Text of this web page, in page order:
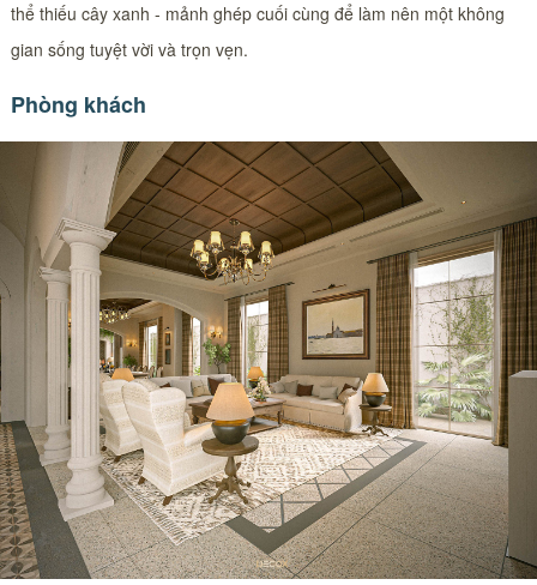
thể thiếu cây xanh - mảnh ghép cuối cùng để làm nên một không
gian sống tuyệt vời và trọn vẹn.​
Phòng khách